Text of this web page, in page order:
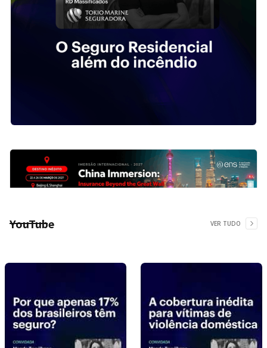
YouTube VER TUDO